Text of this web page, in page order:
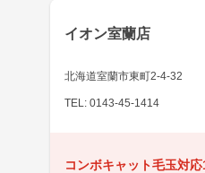
イオン室蘭店
北海道室蘭市東町2-4-32
TEL: 0143-45-1414
コンボキャット毛玉対